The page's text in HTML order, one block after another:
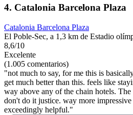
4. Catalonia Barcelona Plaza
Catalonia Barcelona Plaza
El Poble-Sec, a 1,3 km de Estadio
8,6/10
Excelente
(1.005 comentarios)
"not much to say, for me this is
get much better than this. feels like
way above any of the chain hotels.
don't do it justice. way more
exceedingly helpful."